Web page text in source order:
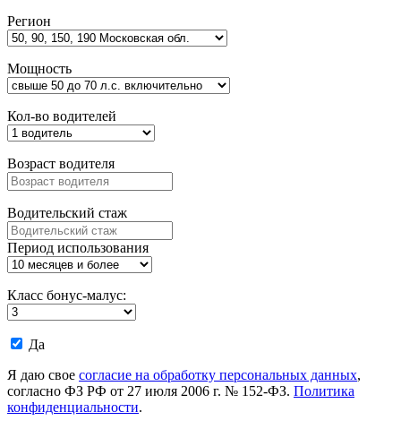
Регион
Мощность
Кол-во водителей
Возраст водителя
Водительский стаж
Период использования
Класс бонус-малус:
Даю
на
обработку
моих
Да
Я даю свое согласие на обработку персональных данных,
согласно ФЗ РФ от 27 июля 2006 г. № 152-ФЗ. Политика
конфиденциальности.